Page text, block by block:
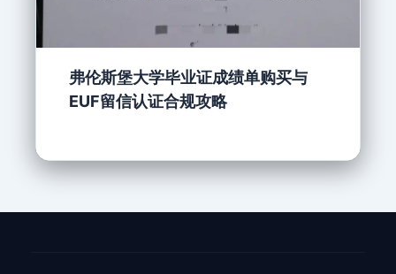
弗伦斯堡大学毕业证成绩单购买与
EUF留信认证合规攻略